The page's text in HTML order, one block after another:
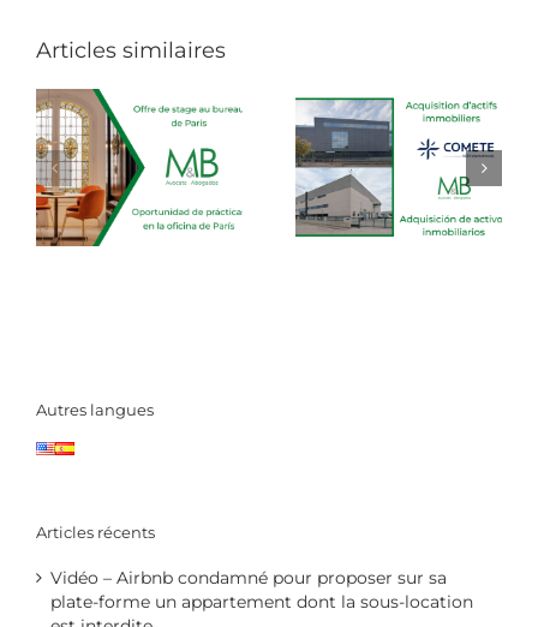
Articles similaires
Autres langues
Articles récents
Vidéo – Airbnb condamné pour proposer sur sa
plate-forme un appartement dont la sous-location